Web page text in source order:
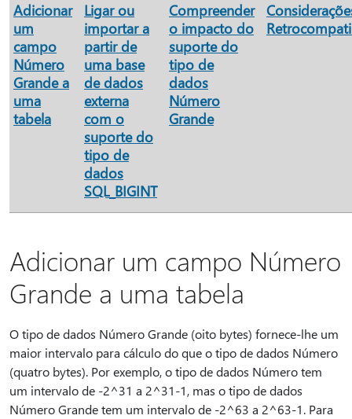
Adicionar
um
campo
Número
Grande a
uma
tabela
Ligar ou
importar a
partir de
uma base
de dados
externa
com o
suporte do
tipo de
dados
SQL_BIGINT
Compreender
o impacto do
suporte do
tipo de
dados
Número
Grande
Adicionar um campo Número
Grande a uma tabela
O tipo de dados Número Grande (oito bytes) fornece-lhe um
maior intervalo para cálculo do que o tipo de dados Número
(quatro bytes). Por exemplo, o tipo de dados Número tem
um intervalo de -2^31 a 2^31-1, mas o tipo de dados
Número Grande tem um intervalo de -2^63 a 2^63-1. Para